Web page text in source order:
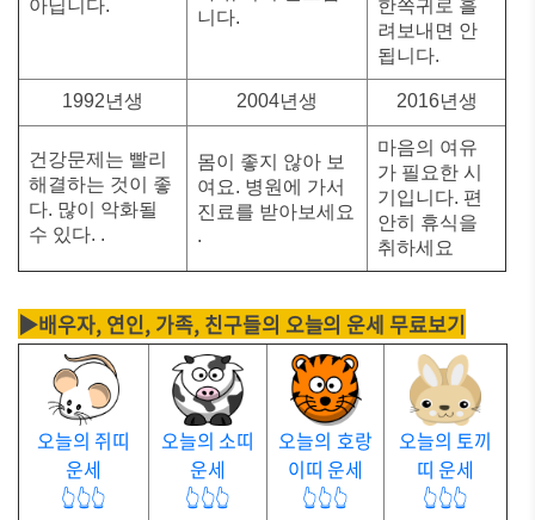
아닙니다.
니다.
한쪽귀로 흘
려보내면 안
됩니다.
1992년생 2004년생 2016년생
건강문제는 빨리
해결하는 것이 좋
다. 많이 악화될
수 있다. .
몸이 좋지 않아 보
여요. 병원에 가서
진료를 받아보세요
.
마음의 여유
가 필요한 시
기입니다. 편
안히 휴식을
취하세요
▶배우자, 연인, 가족, 친구들의 오늘의 운세 무료보기
오늘의 쥐띠
운세
👆👆👆
오늘의 소띠
운세
👆👆👆
오늘의 호랑
이띠 운세
👆👆👆
오늘의 토끼
띠 운세
👆👆👆